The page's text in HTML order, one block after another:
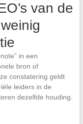
van de
in een
bron of
constatering geldt
leiders in de
dezelfde houding.